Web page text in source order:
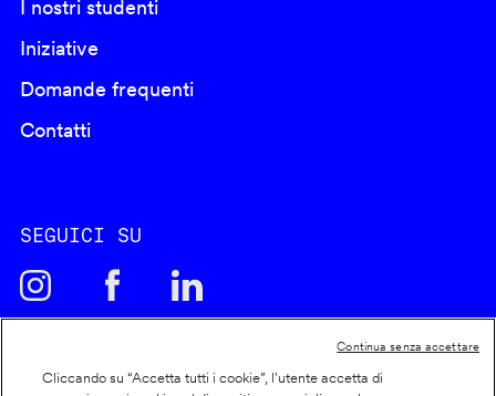
I nostri studenti
Iniziative
Domande frequenti
Contatti
SEGUICI SU
Cliccando su “Accetta tutti i cookie”, l'utente accetta di
Continua senza accettare